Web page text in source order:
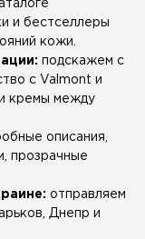
и бестселлеры
кожи.
подскажем с
с Valmont и
кремы между
описания,
прозрачные
отправляем
Днепр и